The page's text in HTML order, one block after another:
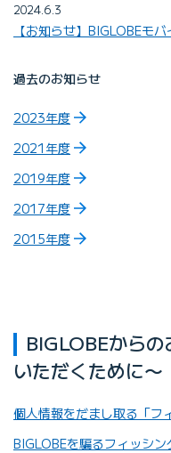
2024.6.3
【お知らせ】BIGLOBEモ
過去のお知らせ
2023年度
2021年度
2019年度
2017年度
2015年度
BIGLOBEから
いただくために〜
個人情報をだまし取る「フ
BIGLOBEを騙るフィッシ